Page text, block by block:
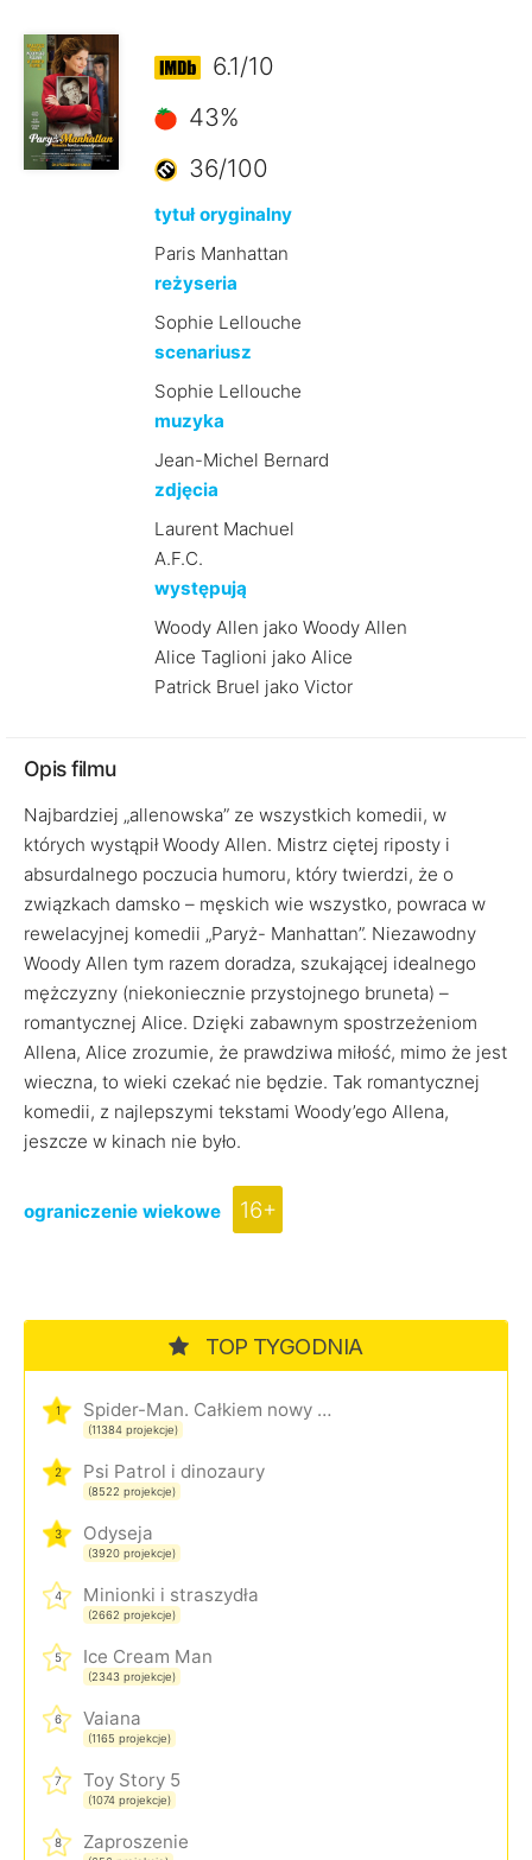
6.1/10
43%
36/100
tytuł oryginalny
Paris Manhattan
reżyseria
Sophie Lellouche
scenariusz
Sophie Lellouche
muzyka
Jean-Michel Bernard
zdjęcia
Laurent Machuel
A.F.C.
występują
Woody Allen jako Woody Allen
Alice Taglioni jako Alice
Patrick Bruel jako Victor
Opis filmu
Najbardziej „allenowska” ze wszystkich komedii, w
których wystąpił Woody Allen. Mistrz ciętej riposty i
absurdalnego poczucia humoru, który twierdzi, że o
związkach damsko – męskich wie wszystko, powraca w
rewelacyjnej komedii „Paryż- Manhattan”. Niezawodny
Woody Allen tym razem doradza, szukającej idealnego
mężczyzny (niekoniecznie przystojnego bruneta) –
romantycznej Alice. Dzięki zabawnym spostrzeżeniom
Allena, Alice zrozumie, że prawdziwa miłość, mimo że jest
wieczna, to wieki czekać nie będzie. Tak romantycznej
komedii, z najlepszymi tekstami Woody’ego Allena,
jeszcze w kinach nie było.
ograniczenie wiekowe 16+
TOP TYGODNIA
1 Spider-Man. Całkiem nowy dzień
(11384 projekcje)
2 Psi Patrol i dinozaury
(8522 projekcje)
3 Odyseja
(3920 projekcje)
4 Minionki i straszydła
(2662 projekcje)
5 Ice Cream Man
(2343 projekcje)
6 Vaiana
(1165 projekcje)
7 Toy Story 5
(1074 projekcje)
8 Zaproszenie